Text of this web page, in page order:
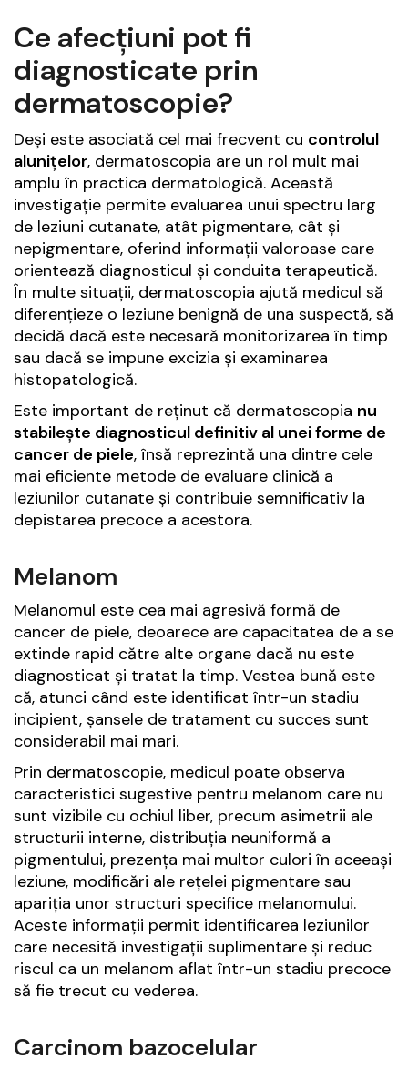
Ce afecțiuni pot fi
diagnosticate prin
dermatoscopie?
Deși este asociată cel mai frecvent cu controlul
alunițelor, dermatoscopia are un rol mult mai
amplu în practica dermatologică. Această
investigație permite evaluarea unui spectru larg
de leziuni cutanate, atât pigmentare, cât și
nepigmentare, oferind informații valoroase care
orientează diagnosticul și conduita terapeutică.
În multe situații, dermatoscopia ajută medicul să
diferențieze o leziune benignă de una suspectă, să
decidă dacă este necesară monitorizarea în timp
sau dacă se impune excizia și examinarea
histopatologică.
Este important de reținut că dermatoscopia nu
stabilește diagnosticul definitiv al unei forme de
cancer de piele, însă reprezintă una dintre cele
mai eficiente metode de evaluare clinică a
leziunilor cutanate și contribuie semnificativ la
depistarea precoce a acestora.
Melanom
Melanomul este cea mai agresivă formă de
cancer de piele, deoarece are capacitatea de a se
extinde rapid către alte organe dacă nu este
diagnosticat și tratat la timp. Vestea bună este
că, atunci când este identificat într-un stadiu
incipient, șansele de tratament cu succes sunt
considerabil mai mari.
Prin dermatoscopie, medicul poate observa
caracteristici sugestive pentru melanom care nu
sunt vizibile cu ochiul liber, precum asimetrii ale
structurii interne, distribuția neuniformă a
pigmentului, prezența mai multor culori în aceeași
leziune, modificări ale rețelei pigmentare sau
apariția unor structuri specifice melanomului.
Aceste informații permit identificarea leziunilor
care necesită investigații suplimentare și reduc
riscul ca un melanom aflat într-un stadiu precoce
să fie trecut cu vederea.
Carcinom bazocelular